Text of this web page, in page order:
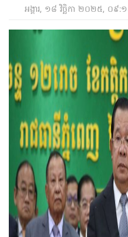
អង្គារ, ១៨ វិច្ឆិកា ២០២៥, ០៩: